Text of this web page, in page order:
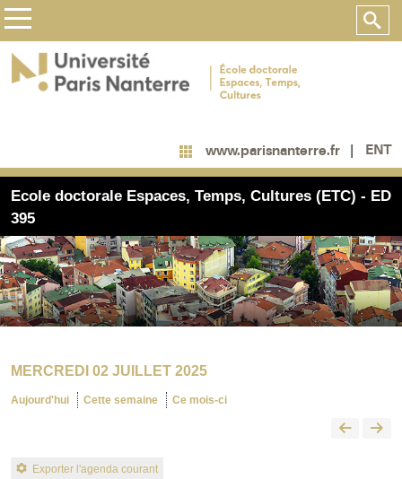
www.parisnanterre.fr ENT
Ecole doctorale Espaces, Temps, Cultures (ETC) - ED
395
MERCREDI 02 JUILLET 2025
Aujourd'hui Cette semaine Ce mois-ci
Exporter l'agenda courant